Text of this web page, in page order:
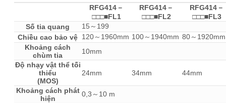
RFG414－
□□□■FL1
RFG414－
□□□■FL2
RFG414－
□□□■FL3
Số tia quang
15～199
Chiều cao bảo vệ 120～1960mm 100～1940mm 80～1920mm
Khoảng cách
chùm tia
10mm
Độ nhạy vật thể tối
thiểu
(MOS)
24mm 34mm 44mm
Khoảng cách phát
hiện
0,3～10 m